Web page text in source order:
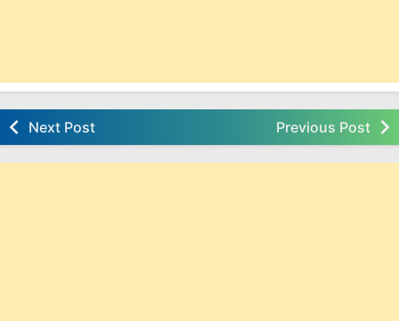
Next Post Previous Post